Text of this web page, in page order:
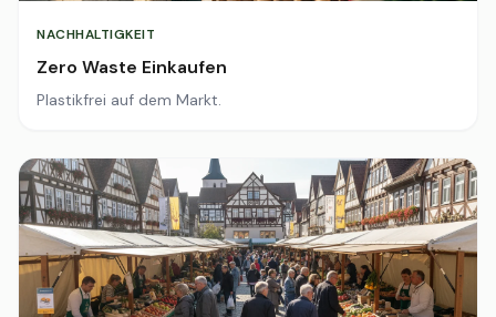
NACHHALTIGKEIT
Zero Waste Einkaufen
Plastikfrei auf dem Markt.